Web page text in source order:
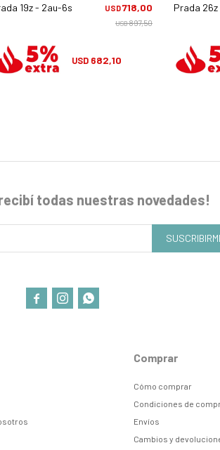
19z - 2au-6s1 USD718,00
USD897,50
USD 682,10
Prada 26z
Comprar
Cómo comprar
Condiciones de
Envíos
Cambios y
todas nuestras novedades!
  